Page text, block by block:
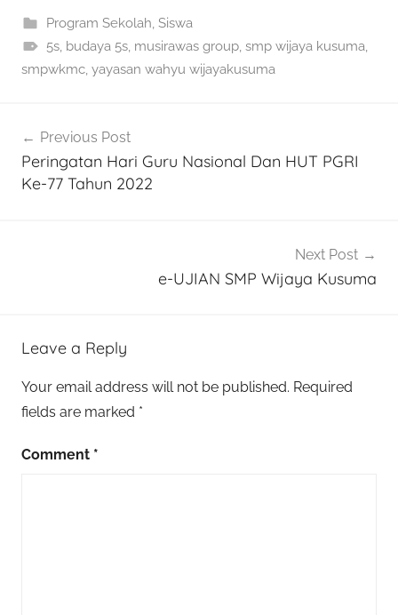
e
b
o
k
d
o
n
l
e
Program Sekolah, Siswa
5s, budaya 5s, musirawas group, smp wijaya kusuma,
smpwkmc, yayasan wahyu wijayakusuma
navigation
Previous Post
Peringatan Hari Guru Nasional Dan HUT PGRI
Ke-77 Tahun 2022
Next Post
e-UJIAN SMP Wijaya Kusuma
Leave a Reply
Your email address will not be published. Required
fields are marked *
Comment *